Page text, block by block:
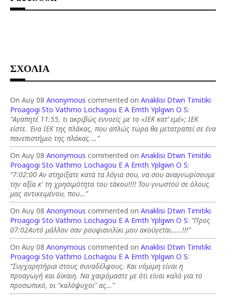
ΣΧΟΛΙΑ
On Αυγ 08 Anonymous commented on Anaklisi Dtwn Timitiki
Proagogi Sto Vathmo Lochagou E A Emth Yplgwn O S:
“Αγαπητέ 11:55, τι ακριβώς εννοείς με το «ΙΕΚ κατ’ εμέ»; ΙΕΚ
είστε. Ένα ΙΕΚ της πλάκας, που απλώς τώρα θα μετατραπεί σε ένα
πανεπιστήμιο της πλάκας.…”
On Αυγ 08 Anonymous commented on Anaklisi Dtwn Timitiki
Proagogi Sto Vathmo Lochagou E A Emth Yplgwn O S:
“7:02:00 Αν στηρίξατε κατά τα λόγια σου, να σου αναγνωρίσουμε
την αξία κ' τη χρησιμότητα του τάκου!!!! Του γνωστού σε όλους
μας αντικειμένου, που…”
On Αυγ 08 Anonymous commented on Anaklisi Dtwn Timitiki
Proagogi Sto Vathmo Lochagou E A Emth Yplgwn O S: “Προς
07:02Αυτό μάλλον σαν ρουφιανιλίκι μου ακούγεται……!!!”
On Αυγ 08 Anonymous commented on Anaklisi Dtwn Timitiki
Proagogi Sto Vathmo Lochagou E A Emth Yplgwn O S:
“Συγχαρητήρια στους συναδέλφους. Και νόμιμη είναι η
προαγωγή και δίκαιη. Να χαιρόμαστε με ότι είναι καλό για το
προσωπικό, οι "καλόψυχοι" ας…”